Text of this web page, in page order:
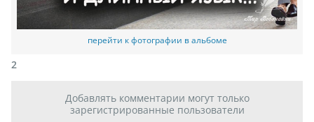
перейти к фотографии в альбоме
2
Добавлять комментарии могут только
зарегистрированные пользователи